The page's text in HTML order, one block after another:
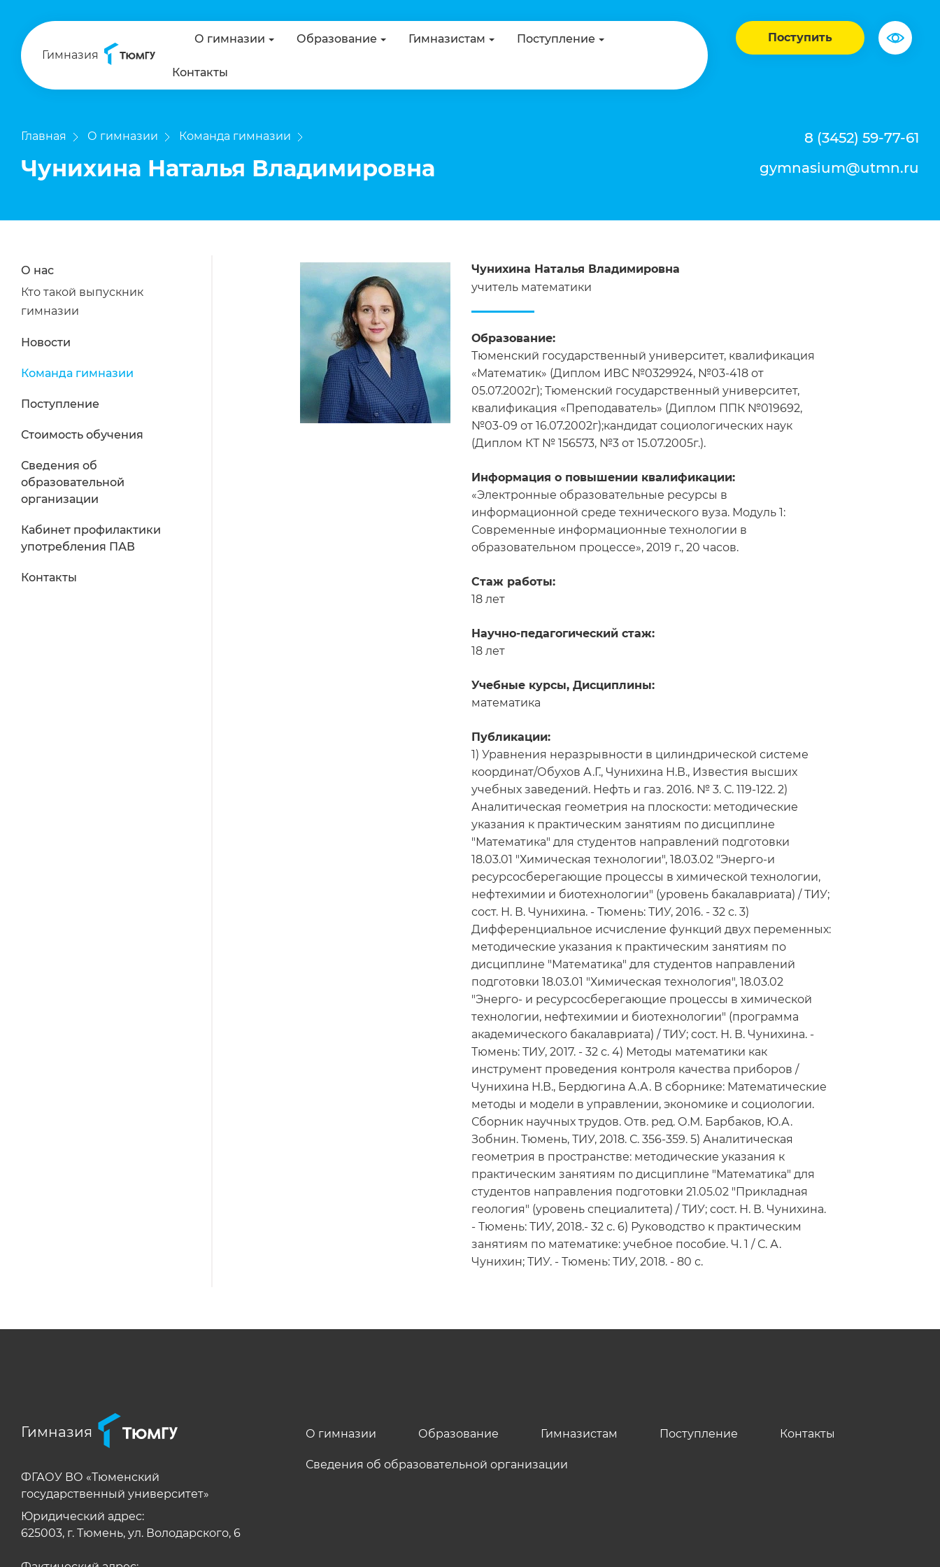
Гимназия
О гимназии Образование Гимназистам Поступление
Контакты
Поступить
Главная О гимназии Команда гимназии
Чунихина Наталья Владимировна
8 (3452) 59-77-61
gymnasium@utmn.ru
О нас
Кто такой выпускник
гимназии
Новости
Команда гимназии
Поступление
Стоимость обучения
Сведения об
образовательной
организации
Кабинет профилактики
употребления ПАВ
Контакты
Чунихина Наталья Владимировна
учитель математики
Образование:
Тюменский государственный университет, квалификация
«Математик» (Диплом ИВС №0329924, №03-418 от
05.07.2002г); Тюменский государственный университет,
квалификация «Преподаватель» (Диплом ППК №019692,
№03-09 от 16.07.2002г);кандидат социологических наук
(Диплом КТ № 156573, №3 от 15.07.2005г.).
Информация о повышении квалификации:
«Электронные образовательные ресурсы в
информационной среде технического вуза. Модуль 1:
Современные информационные технологии в
образовательном процессе», 2019 г., 20 часов.
Стаж работы:
18 лет
Научно-педагогический стаж:
18 лет
Учебные курсы, Дисциплины:
математика
Публикации:
1) Уравнения неразрывности в цилиндрической системе
координат/Обухов А.Г., Чунихина Н.В., Известия высших
учебных заведений. Нефть и газ. 2016. № 3. С. 119-122. 2)
Аналитическая геометрия на плоскости: методические
указания к практическим занятиям по дисциплине
"Математика" для студентов направлений подготовки
18.03.01 "Химическая технологии", 18.03.02 "Энерго-и
ресурсосберегающие процессы в химической технологии,
нефтехимии и биотехнологии" (уровень бакалавриата) / ТИУ;
сост. Н. В. Чунихина. - Тюмень: ТИУ, 2016. - 32 с. 3)
Дифференциальное исчисление функций двух переменных:
методические указания к практическим занятиям по
дисциплине "Математика" для студентов направлений
подготовки 18.03.01 "Химическая технология", 18.03.02
"Энерго- и ресурсосберегающие процессы в химической
технологии, нефтехимии и биотехнологии" (программа
академического бакалавриата) / ТИУ; сост. Н. В. Чунихина. -
Тюмень: ТИУ, 2017. - 32 с. 4) Методы математики как
инструмент проведения контроля качества приборов /
Чунихина Н.В., Бердюгина А.А. В сборнике: Математические
методы и модели в управлении, экономике и социологии.
Сборник научных трудов. Отв. ред. О.М. Барбаков, Ю.А.
Зобнин. Тюмень, ТИУ, 2018. С. 356-359. 5) Аналитическая
геометрия в пространстве: методические указания к
практическим занятиям по дисциплине "Математика" для
студентов направления подготовки 21.05.02 "Прикладная
геология" (уровень специалитета) / ТИУ; сост. Н. В. Чунихина.
- Тюмень: ТИУ, 2018.- 32 с. 6) Руководство к практическим
занятиям по математике: учебное пособие. Ч. 1 / С. А.
Чунихин; ТИУ. - Тюмень: ТИУ, 2018. - 80 с.
Гимназия
ФГАОУ ВО «Тюменский
государственный университет»
Юридический адрес:
625003, г. Тюмень, ул. Володарского, 6
О гимназии Образование Гимназистам Поступление Контакты
Сведения об образовательной организации